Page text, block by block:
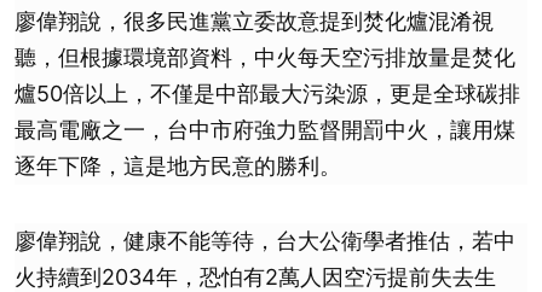
廖偉翔說，很多民進黨立委故意提到焚化爐混淆視
聽，但根據環境部資料，中火每天空污排放量是焚化
爐50倍以上，不僅是中部最大污染源，更是全球碳排
最高電廠之一，台中市府強力監督開罰中火，讓用煤
逐年下降，這是地方民意的勝利。
廖偉翔說，健康不能等待，台大公衛學者推估，若中
火持續到2034年，恐怕有2萬人因空污提前失去生